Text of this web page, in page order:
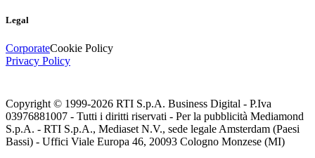
Legal
CorporateCookie Policy
Privacy Policy
Copyright © 1999-2026 RTI S.p.A. Business Digital - P.Iva
03976881007 - Tutti i diritti riservati - Per la pubblicità Mediamond
S.p.A. - RTI S.p.A., Mediaset N.V., sede legale Amsterdam (Paesi
Bassi) - Uffici Viale Europa 46, 20093 Cologno Monzese (MI)